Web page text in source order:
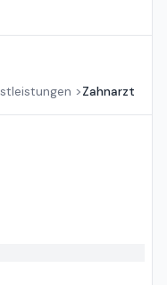
>Zahnarzt